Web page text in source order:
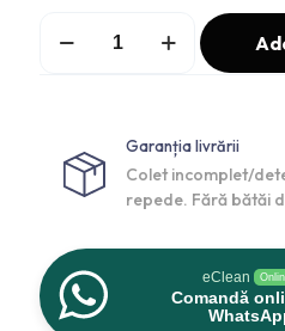
Garanția livrării
Colet incomplet/
repede. Fără bătăi
eClean
Comandă